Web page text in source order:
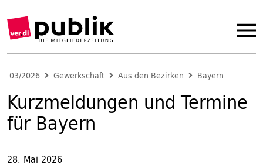
03/2026 Gewerkschaft Aus den Bezirken Bayern
Kurzmeldungen und Termine
für Bayern
28. Mai 2026